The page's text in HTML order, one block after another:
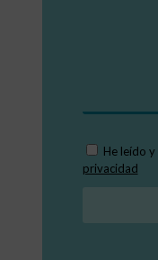
He leído
privacidad